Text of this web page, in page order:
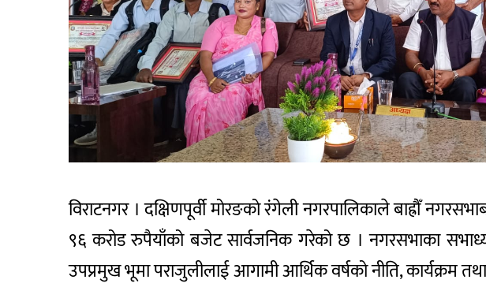
विराटनगर । दक्षिणपूर्वी मोरङको रंगेली नगरपालिकाले बाह्रौँ
९६ करोड रुपैयाँको बजेट सार्वजनिक गरेको छ । नगरसभाका
उपप्रमुख भूमा पराजुलीलाई आगामी आर्थिक वर्षको नीति, कार्यक्रम